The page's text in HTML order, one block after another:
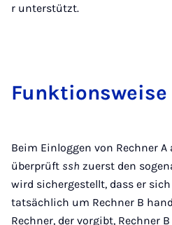
r unterstützt.
Funk­ti­ons­wei­se
Beim Einloggen von Rechner A
überprüft ssh zuerst den
wird sichergestellt, dass er sich
tatsächlich um Rechner B
Rechner, der vorgibt, Rechner